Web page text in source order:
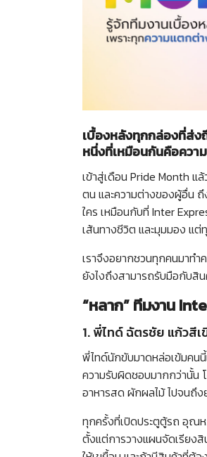
เบื้องหลังทุกกล่องที่ส่
หนึ่งที่เหมือนกันคือคว
เข้าสู่เดือน Pride Month
ตน และความต่างของผู้อื่น
ใคร เหมือนกับที่ Inter
เส้นทางชีวิต และมุมมอง แ
เราจึงอยากชวนทุกคนมาท
ยังไงถึงสามารถรับมือกับสิ
“หลาก” ทีมงาน
1. พี่ไทด์ ฉัตรชัย แก้วสี
พี่ไทด์นักขับมาดหล่อเข้มคน
ความรับผิดชอบมากกว่านั้น
อาหารสด ผักผลไม้ ไปจนถึ
ทุกครั้งที่เปิดประตูตู้รถ อุณ
ตั้งแต่การวางแผนจัดเรียง